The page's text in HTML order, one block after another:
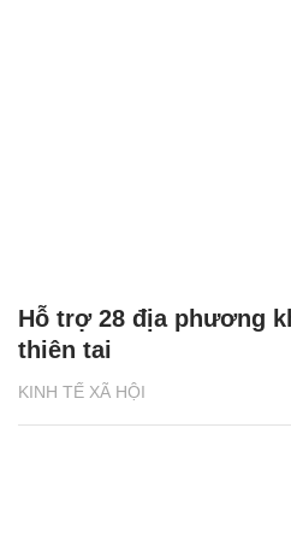
KINH TẾ XÃ HỘI
Hỗ trợ 28 địa phương
thiên tai